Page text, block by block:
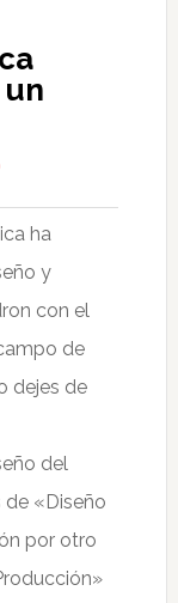
ha
y
con el
de
dejes de
del
«Diseño
por otro